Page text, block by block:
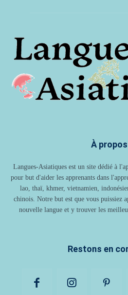
À propos
Langues-Asiatiques est un site dédié à
pour but d'aider les apprenants dans
lao, thaï, khmer, vietnamien,
chinois. Notre but est que vous puissiez
nouvelle langue et y trouver les
Restons en